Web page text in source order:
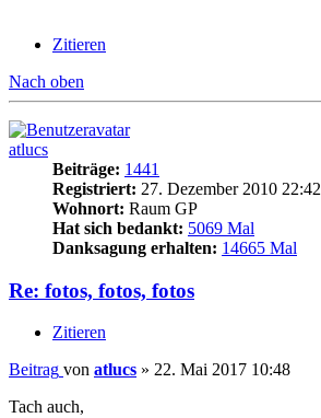
Zitieren
Nach oben
atlucs
Beiträge: 1441
Registriert: 27. Dezember 2010 22:42
Wohnort: Raum GP
Hat sich bedankt: 5069 Mal
Danksagung erhalten: 14665 Mal
Re: fotos, fotos, fotos
Zitieren
Beitrag von atlucs » 22. Mai 2017 10:48
Tach auch,